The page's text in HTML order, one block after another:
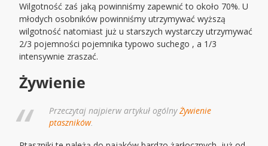
Wilgotność zaś jaką powinniśmy zapewnić to około 70%. U
młodych osobników powinniśmy utrzymywać wyższą
wilgotność natomiast już u starszych wystarczy utrzymywać
2/3 pojemności pojemnika typowo suchego , a 1/3
intensywnie zraszać.
Żywienie
Przeczytaj najpierw artykuł ogólnyŻywienie
ptaszników.